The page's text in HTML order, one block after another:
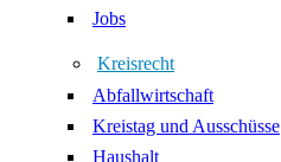
Jobs
Kreisrecht
Abfallwirtschaft
Kreistag und Ausschüsse
Haushalt